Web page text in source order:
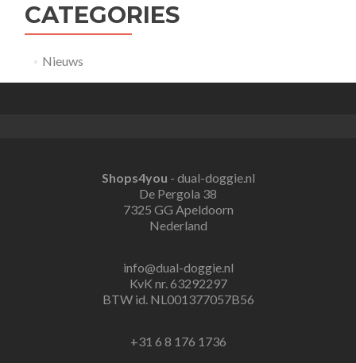
CATEGORIES
Nieuws
Shops4you - dual-doggie.nl
De Pergola 38
7325 GG Apeldoorn
Nederland
info@dual-doggie.nl
KvK nr. 63292297
BTW id. NL001377057B56
+31 6 8 176 1736